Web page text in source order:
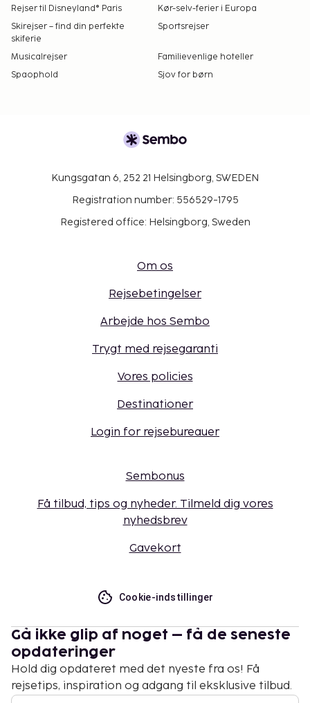
Rejser til Disneyland® Paris
Kør-selv-ferier i Europa
Skirejser – find din perfekte
skiferie
Sportsrejser
Musicalrejser
Familievenlige hoteller
Spaophold
Sjov for børn
Kungsgatan 6, 252 21 Helsingborg, SWEDEN
Registration number: 556529-1795
Registered office: Helsingborg, Sweden
Om os
Rejsebetingelser
Arbejde hos Sembo
Trygt med rejsegaranti
Vores policies
Destinationer
Login for rejsebureauer
Sembonus
Få tilbud, tips og nyheder. Tilmeld dig vores
nyhedsbrev
Gavekort
Cookie-indstillinger
Gå ikke glip af noget – få de seneste
opdateringer
Hold dig opdateret med det nyeste fra os! Få
rejsetips, inspiration og adgang til eksklusive tilbud.